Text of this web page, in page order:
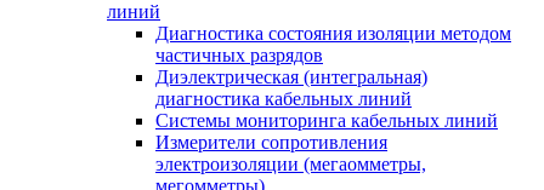
линий
Диагностика состояния изоляции методом
частичных разрядов
Диэлектрическая (интегральная)
диагностика кабельных линий
Системы мониторинга кабельных линий
Измерители сопротивления
электроизоляции (мегаомметры,